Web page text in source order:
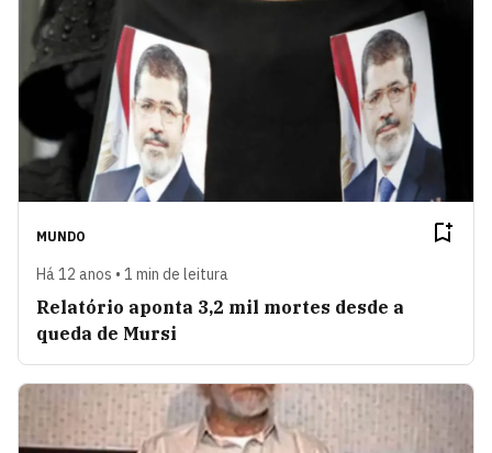
MUNDO
Há 12 anos • 1 min de leitura
Relatório aponta 3,2 mil mortes desde a
queda de Mursi